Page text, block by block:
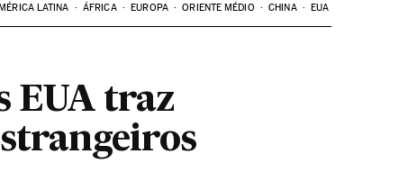
LATINA ÁFRICA EUROPA ORIENTE MÉDIO CHINA EUA
EUA traz